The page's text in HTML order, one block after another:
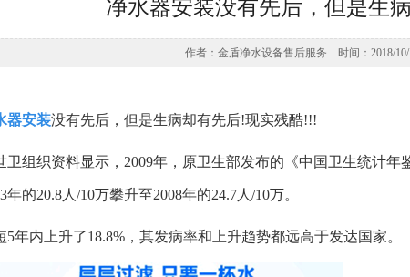
净水器安装没有先后，但是生
作者：金盾净水设备售后服务 时间：2018/
器安装没有先后，但是生病却有先后!现实残酷!!!
卫组织资料显示，2009年，原卫生部发布的《中国卫生统计年
年的20.8人/10万攀升至2008年的24.7人/10万。
5年内上升了18.8%，其发病率和上升趋势都远高于发达国家。